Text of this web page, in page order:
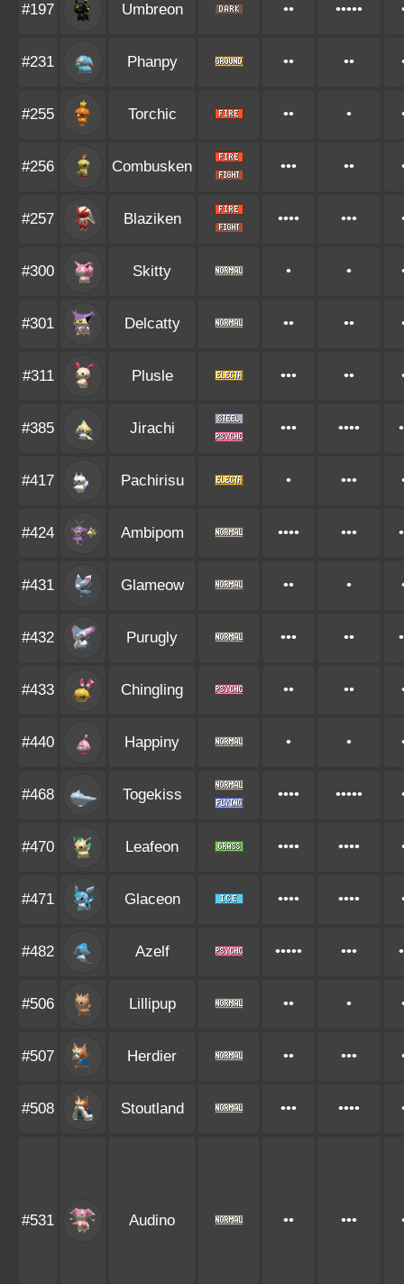
#197 Umbreon •• •••••
#231 Phanpy •• ••
#255 Torchic •• •
#256 Combusken ••• ••
#257 Blaziken •••• •••
#300 Skitty • •
#301 Delcatty •• ••
#311 Plusle ••• ••
#385 Jirachi ••• ••••
#417 Pachirisu • •••
#424 Ambipom •••• •••
#431 Glameow •• •
#432 Purugly ••• ••
#433 Chingling •• ••
#440 Happiny • •
#468 Togekiss •••• •••••
#470 Leafeon •••• ••••
#471 Glaceon •••• ••••
#482 Azelf ••••• •••
#506 Lillipup •• •
#507 Herdier •• •••
#508 Stoutland ••• ••••
#531 Audino •• •••